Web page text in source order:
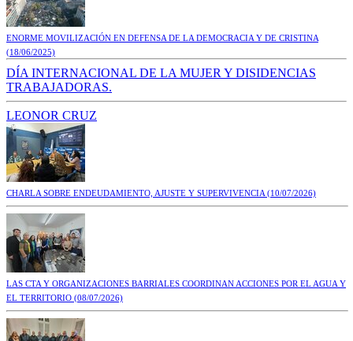
ENORME MOVILIZACIÓN EN DEFENSA DE LA DEMOCRACIA Y DE CRISTINA
(18/06/2025)
DÍA INTERNACIONAL DE LA MUJER Y DISIDENCIAS
TRABAJADORAS.
LEONOR CRUZ
CHARLA SOBRE ENDEUDAMIENTO, AJUSTE Y SUPERVIVENCIA (10/07/2026)
LAS CTA Y ORGANIZACIONES BARRIALES COORDINAN ACCIONES POR EL AGUA Y
EL TERRITORIO (08/07/2026)